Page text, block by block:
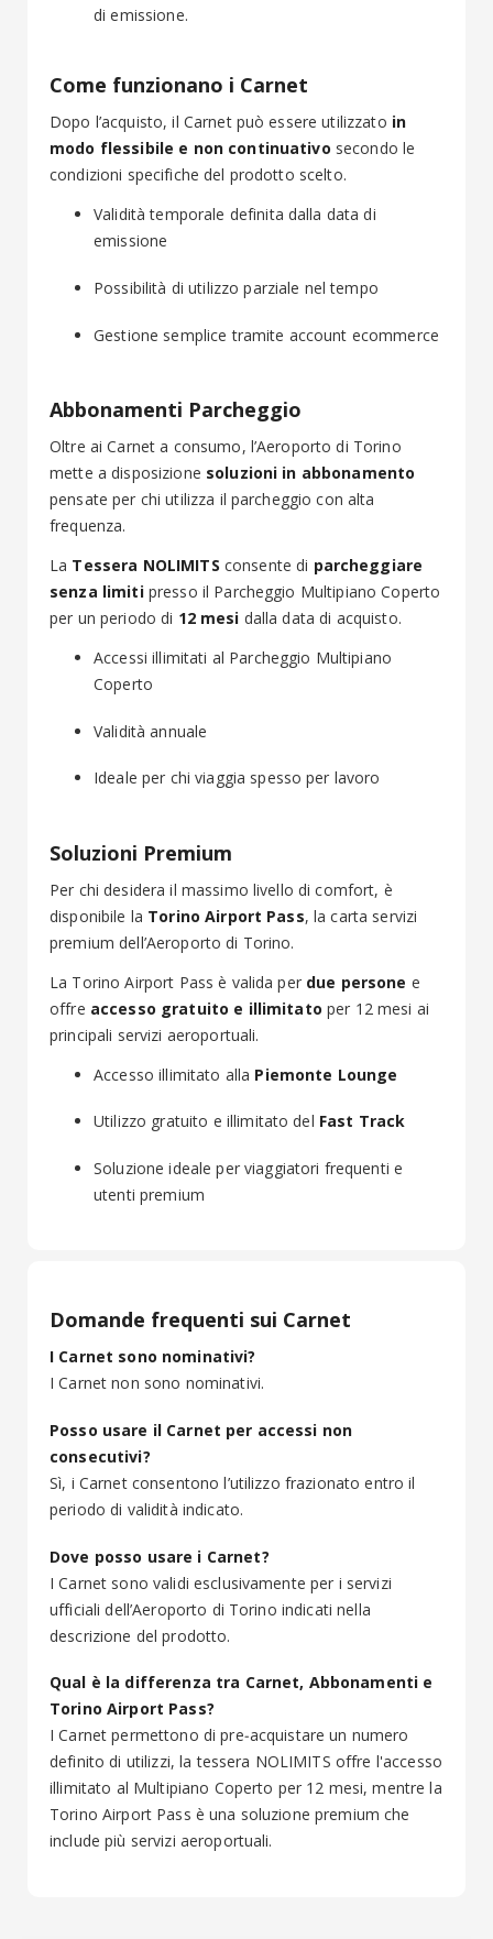
di emissione.
Come funzionano i Carnet
Dopo l’acquisto, il Carnet può essere utilizzato in
modo flessibile e non continuativo secondo le
condizioni specifiche del prodotto scelto.
Validità temporale definita dalla data di
emissione
Possibilità di utilizzo parziale nel tempo
Gestione semplice tramite account ecommerce
Abbonamenti Parcheggio
Oltre ai Carnet a consumo, l’Aeroporto di Torino
mette a disposizione soluzioni in abbonamento
pensate per chi utilizza il parcheggio con alta
frequenza.
La Tessera NOLIMITS consente di parcheggiare
senza limitipresso il Parcheggio Multipiano Coperto
per un periodo di 12 mesi dalla data di acquisto.
Accessi illimitati al Parcheggio Multipiano
Coperto
Validità annuale
Ideale per chi viaggia spesso per lavoro
Soluzioni Premium
Per chi desidera il massimo livello di comfort, è
disponibile la Torino Airport Pass, la carta servizi
premium dell’Aeroporto di Torino.
La Torino Airport Pass è valida per due persone e
offre accesso gratuito e illimitato per 12 mesi ai
principali servizi aeroportuali.
Accesso illimitato alla Piemonte Lounge
Utilizzo gratuito e illimitato del Fast Track
Soluzione ideale per viaggiatori frequenti e
utenti premium
Domande frequenti sui Carnet
I Carnet sono nominativi?
I Carnet non sono nominativi.
Posso usare il Carnet per accessi non
consecutivi?
Sì, i Carnet consentono l’utilizzo frazionato entro il
periodo di validità indicato.
Dove posso usare i Carnet?
I Carnet sono validi esclusivamente per i servizi
ufficiali dell’Aeroporto di Torino indicati nella
descrizione del prodotto.
Qual è la differenza tra Carnet, Abbonamenti e
Torino Airport Pass?
I Carnet permettono di pre‑acquistare un numero
definito di utilizzi, la tessera NOLIMITS offre l'accesso
illimitato al Multipiano Coperto per 12 mesi, mentre la
Torino Airport Pass è una soluzione premium che
include più servizi aeroportuali.